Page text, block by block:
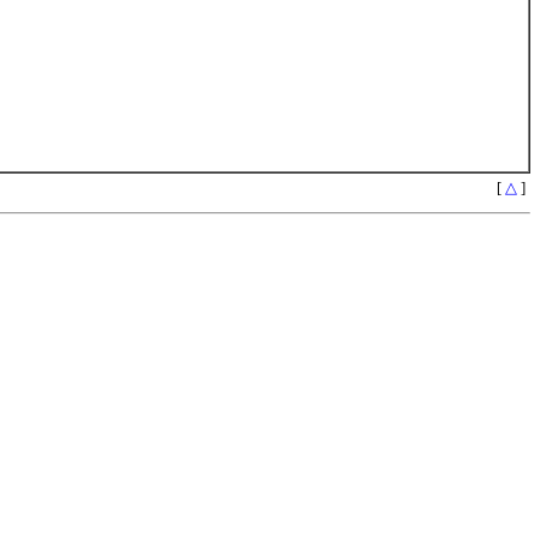
[ △ ]